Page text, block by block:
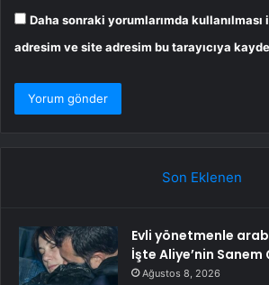
Daha sonraki yorumlarımda kullanılması
adresim ve site adresim bu tarayıcıya
Son Eklenen
Evli yönetmenle
İşte Aliye’nin Sanem
Ağustos 8, 2026